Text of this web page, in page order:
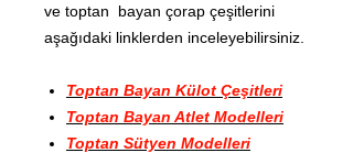
ve toptan bayan çorap çeşitlerini
aşağıdaki linklerden inceleyebilirsiniz.
Toptan Bayan Külot Çeşitleri
Toptan Bayan Atlet Modelleri
Toptan Sütyen Modelleri